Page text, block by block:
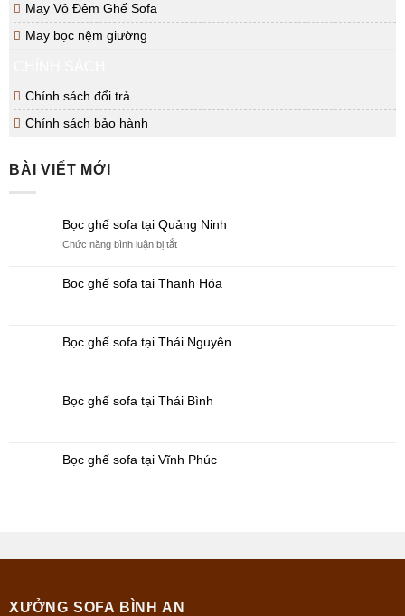
May Vỏ Đệm Ghế Sofa
May bọc nệm giường
Chính sách đổi trả
Chính sách bảo hành
BÀI VIẾT MỚI
Bọc ghế sofa tại Quảng Ninh
Chức năng bình luận bị tắtở
sofa
Ninh
Bọc ghế sofa tại Thanh Hóa
Bọc ghế sofa tại Thái Nguyên
Bọc ghế sofa tại Thái Bình
Bọc ghế sofa tại Vĩnh Phúc
XƯỞNG SOFA BÌNH AN